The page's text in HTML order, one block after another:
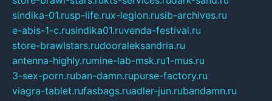
sindika-01.rusp-life.rux-legion.rusib-archives.ru
e-abis-1-c.rusindika01.ruvenda-festival.ru
store-brawlstars.rudooraleksandria.ru
antenna-highly.rumine-lab-msk.ru1-mus.ru
3-sex-porn.ruban-damn.rupurse-factory.ru
viagra-tablet.rufasbags.ruadler-jun.rubandamn.ru